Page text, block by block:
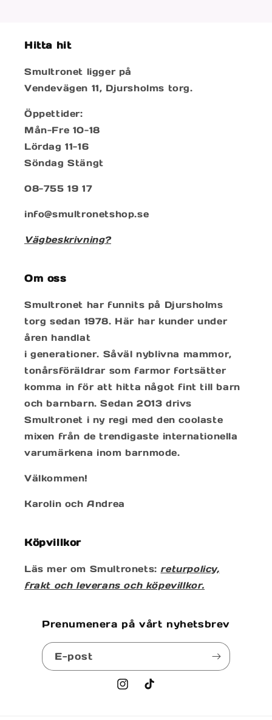
Hitta hit
Smultronet ligger på
Vendevägen 11, Djursholms torg.
Öppettider:
Mån-Fre 10-18
Lördag 11-16
Söndag Stängt
08-755 19 17
info@smultronetshop.se
Vägbeskrivning?
Om oss
Smultronet har funnits på Djursholms
torg sedan 1978. Här har kunder under
åren handlat
i generationer. Såväl nyblivna mammor,
tonårsföräldrar som farmor fortsätter
komma in för att hitta något fint till barn
och barnbarn. Sedan 2013 drivs
Smultronet i ny regi med den coolaste
mixen från de trendigaste internationella
varumärkena inom barnmode.
Välkommen!
Karolin och Andrea
Köpvillkor
Läs mer om Smultronets: returpolicy,
frakt och leverans och köpevillkor.
Prenumenera på vårt nyhetsbrev
E-post
Instagram
TikTok